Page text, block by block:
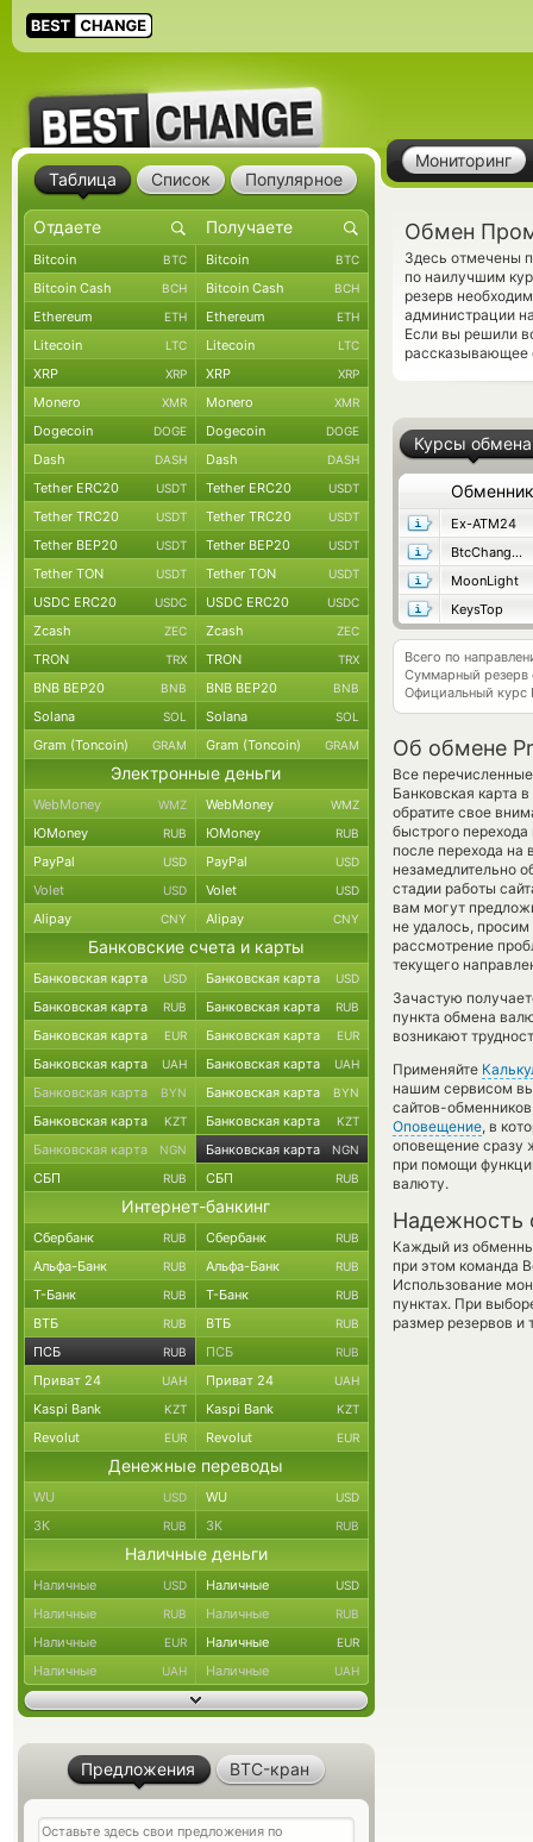
Мониторинг
Обмен
Здесь отмечены
по наилучшим
резерв
администрации
Если вы решили
рассказывающее
Курсы обмена
Обменник
Ex-ATM24
BtcChange24
MoonLight
KeysTop
Всего по
Суммарный резерв
Официальный курс
Об обмене
Все
Банковская карта
обратите свое
быстрого
после перехода на
незамедлительно
стадии работы
вам могут
не удалось,
рассмотрение
текущего
Зачастую
пункта обмена
возникают
Применяйте
нашим сервисом
сайтов-
Оповещение, в
оповещение сразу
при помощи
валюту.
Надежность
Каждый из
при этом команда
Использование
пунктах. При
размер резервов и
Таблица Список Популярное
Bitcoin BTC Bitcoin BTC
Bitcoin Cash BCH Bitcoin Cash BCH
Ethereum ETH Ethereum ETH
Litecoin LTC Litecoin LTC
XRP XRP XRP XRP
Monero XMR Monero XMR
Dogecoin DOGE Dogecoin DOGE
Dash DASH Dash DASH
Tether ERC20 USDT Tether ERC20 USDT
Tether TRC20 USDT Tether TRC20 USDT
Tether BEP20 USDT Tether BEP20 USDT
Tether TON USDT Tether TON USDT
USDC ERC20 USDC USDC ERC20 USDC
Zcash ZEC Zcash ZEC
TRON TRX TRON TRX
BNB BEP20 BNB BNB BEP20 BNB
Solana SOL Solana SOL
Gram (Toncoin) GRAM Gram (Toncoin) GRAM
Электронные деньги
WebMoney WMZ WebMoney WMZ
ЮMoney RUB ЮMoney RUB
PayPal USD PayPal USD
Volet USD Volet USD
Alipay CNY Alipay CNY
Банковские счета и карты
Банковская карта USD Банковская карта USD
Банковская карта RUB Банковская карта RUB
Банковская карта EUR Банковская карта EUR
Банковская карта UAH Банковская карта UAH
Банковская карта BYN Банковская карта BYN
Банковская карта KZT Банковская карта KZT
Банковская карта NGN Банковская карта NGN
СБП RUB СБП RUB
Интернет-банкинг
Сбербанк RUB Сбербанк RUB
Альфа-Банк RUB Альфа-Банк RUB
Т-Банк RUB Т-Банк RUB
ВТБ RUB ВТБ RUB
ПСБ RUB ПСБ RUB
Приват 24 UAH Приват 24 UAH
Kaspi Bank KZT Kaspi Bank KZT
Revolut EUR Revolut EUR
Денежные переводы
WU USD WU USD
ЗК RUB ЗК RUB
Наличные деньги
Наличные USD Наличные USD
Наличные RUB Наличные RUB
Наличные EUR Наличные EUR
Наличные UAH Наличные UAH
Предложения BTC-кран